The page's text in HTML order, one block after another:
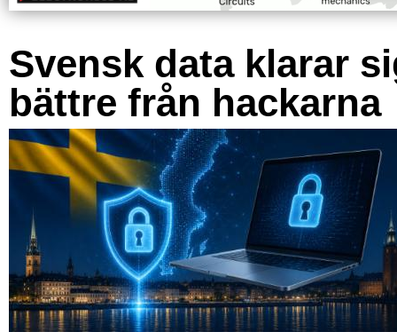
Svensk data klarar
bättre från hackarna